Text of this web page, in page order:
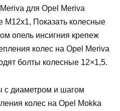
для Opel Meriva
М12х1, Показать колесные
опель инсигния крепеж
колес на Opel Meriva
болты колесные 12×1,5.
с диаметром и шагом
колес на Opel Mokka